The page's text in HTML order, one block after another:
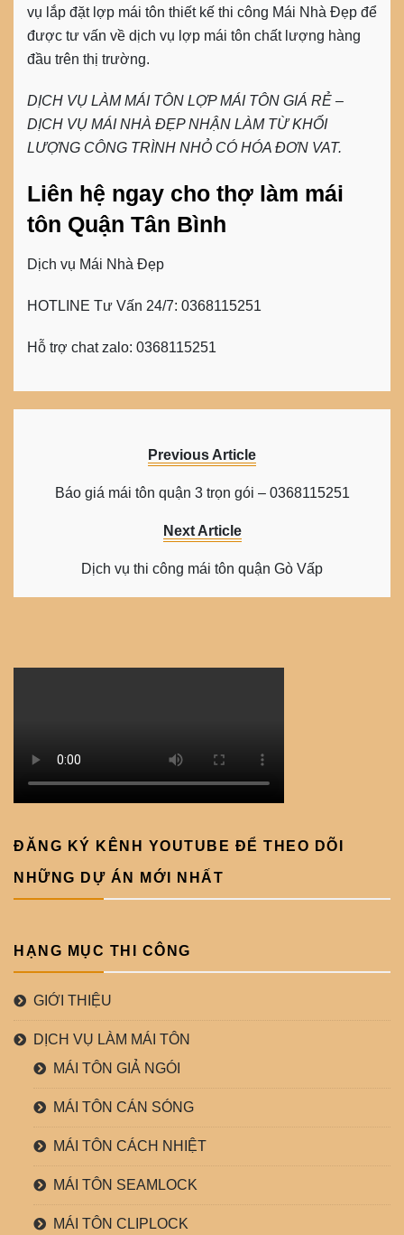
vụ lắp đặt lợp mái tôn thiết kế thi công Mái Nhà Đẹp để
được tư vấn về dịch vụ lợp mái tôn chất lượng hàng
đầu trên thị trường.
DỊCH VỤ LÀM MÁI TÔN LỢP MÁI TÔN GIÁ RẺ –
DỊCH VỤ MÁI NHÀ ĐẸP NHẬN LÀM TỪ KHỐI
LƯỢNG CÔNG TRÌNH NHỎ CÓ HÓA ĐƠN VAT.
Liên hệ ngay cho thợ làm mái
tôn Quận Tân Bình
Dịch vụ Mái Nhà Đẹp
HOTLINE Tư Vấn 24/7: 0368115251
Hỗ trợ chat zalo: 0368115251
Previous Article
Báo giá mái tôn quận 3 trọn gói – 0368115251
Next Article
Dịch vụ thi công mái tôn quận Gò Vấp
ĐĂNG KÝ KÊNH YOUTUBE ĐỂ THEO DÕI
NHỮNG DỰ ÁN MỚI NHẤT
HẠNG MỤC THI CÔNG
GIỚI THIỆU
DỊCH VỤ LÀM MÁI TÔN
MÁI TÔN GIẢ NGÓI
MÁI TÔN CÁN SÓNG
MÁI TÔN CÁCH NHIỆT
MÁI TÔN SEAMLOCK
MÁI TÔN CLIPLOCK